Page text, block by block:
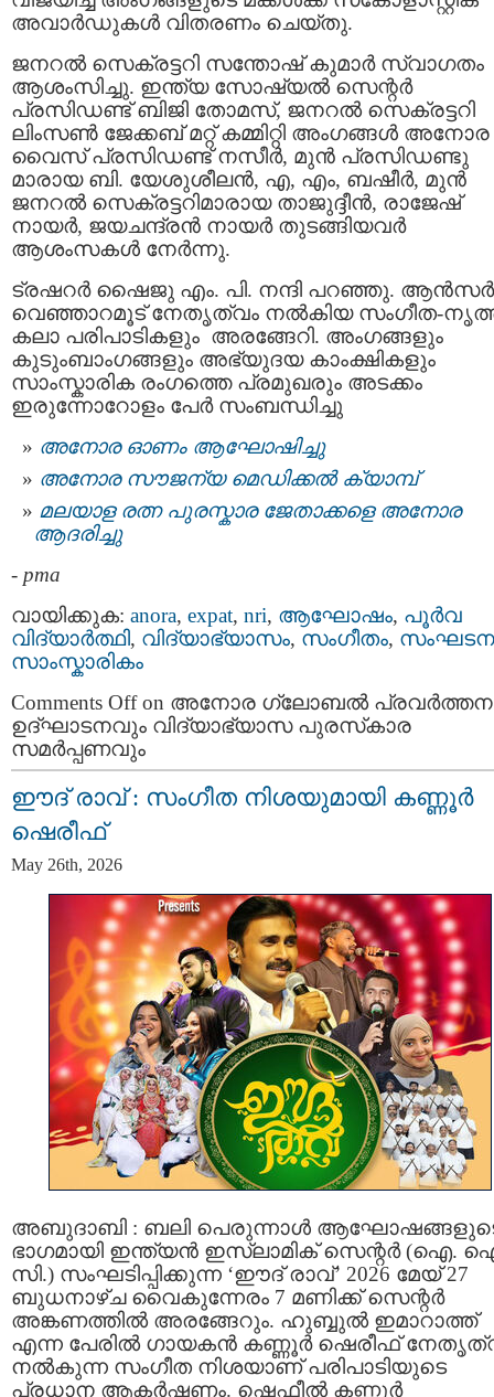
അവാർഡുകൾ വിതരണം ചെയ്തു.
ജനറൽ സെക്രട്ടറി സന്തോഷ് കുമാർ സ്വാഗതം
ആശംസിച്ചു. ഇന്ത്യ സോഷ്യൽ സെന്റർ
പ്രസിഡണ്ട് ബിജി തോമസ്, ജനറൽ സെക്രട്ടറി
ലിംസൺ ജേക്കബ് മറ്റ് കമ്മിറ്റി അംഗങ്ങൾ അനോര
വൈസ് പ്രസിഡണ്ട് നസീർ, മുൻ പ്രസിഡണ്ടു
മാരായ ബി. യേശുശീലൻ, എ, എം, ബഷീർ, മുൻ
ജനറൽ സെക്രട്ടറിമാരായ താജുദ്ദീൻ, രാജേഷ്
നായർ, ജയചന്ദ്രൻ നായർ തുടങ്ങിയവർ
ആശംസകൾ നേർന്നു.
ട്രഷറർ ഷൈജു എം. പി. നന്ദി പറഞ്ഞു. ആൻസർ
വെഞ്ഞാറമൂട് നേതൃത്വം നൽകിയ സംഗീത-
കലാ പരിപാടികളും അരങ്ങേറി. അംഗങ്ങളും
കുടുംബാംഗങ്ങളും അഭ്യുദയ കാംക്ഷികളും
സാംസ്കാരിക രംഗത്തെ പ്രമുഖരും അടക്കം
ഇരുന്നോറോളം പേർ സംബന്ധിച്ചു
അനോര ഓണം ആഘോഷിച്ചു
അനോര സൗജന്യ മെഡിക്കല്‍ ക്യാമ്പ്
മലയാള രത്ന പുരസ്കാര ജേതാക്കളെ അനോര
ആദരിച്ചു
- pma
വായിക്കുക: anora, expat, nri, ആഘോഷം, പൂര്‍വ
വിദ്യാര്‍ത്ഥി, വിദ്യാഭ്യാസം, സംഗീതം, സംഘടന
സാംസ്കാരികം
Comments Offon അനോര ഗ്ലോബൽ പ്രവർത്തന
ഉദ്ഘാടനവും വിദ്യാഭ്യാസ പുരസ്‌കാര
സമർപ്പണവും
ഈദ് രാവ് : സംഗീത നിശയുമായി കണ്ണൂർ
ഷെരീഫ്
May 26th, 2026
അബുദാബി : ബലി പെരുന്നാൾ
ഭാഗമായി ഇന്ത്യൻ ഇസ്ലാമിക് സെന്റർ (ഐ.
സി.) സംഘടിപ്പിക്കുന്ന ‘ഈദ് രാവ്’ 2026 മേയ് 27
ബുധനാഴ്ച വൈകുന്നേരം 7 മണിക്ക് സെന്റർ
അങ്കണത്തിൽ അരങ്ങേറും. ഹുബ്ബുൽ ഇമാറാത്ത്
എന്ന പേരിൽ ഗായകൻ കണ്ണൂർ ഷെരീഫ്
നൽകുന്ന സംഗീത നിശയാണ് പരിപാടിയുടെ
പ്രധാന ആകർഷണം. ഷെഫീൽ കണ്ണൂർ